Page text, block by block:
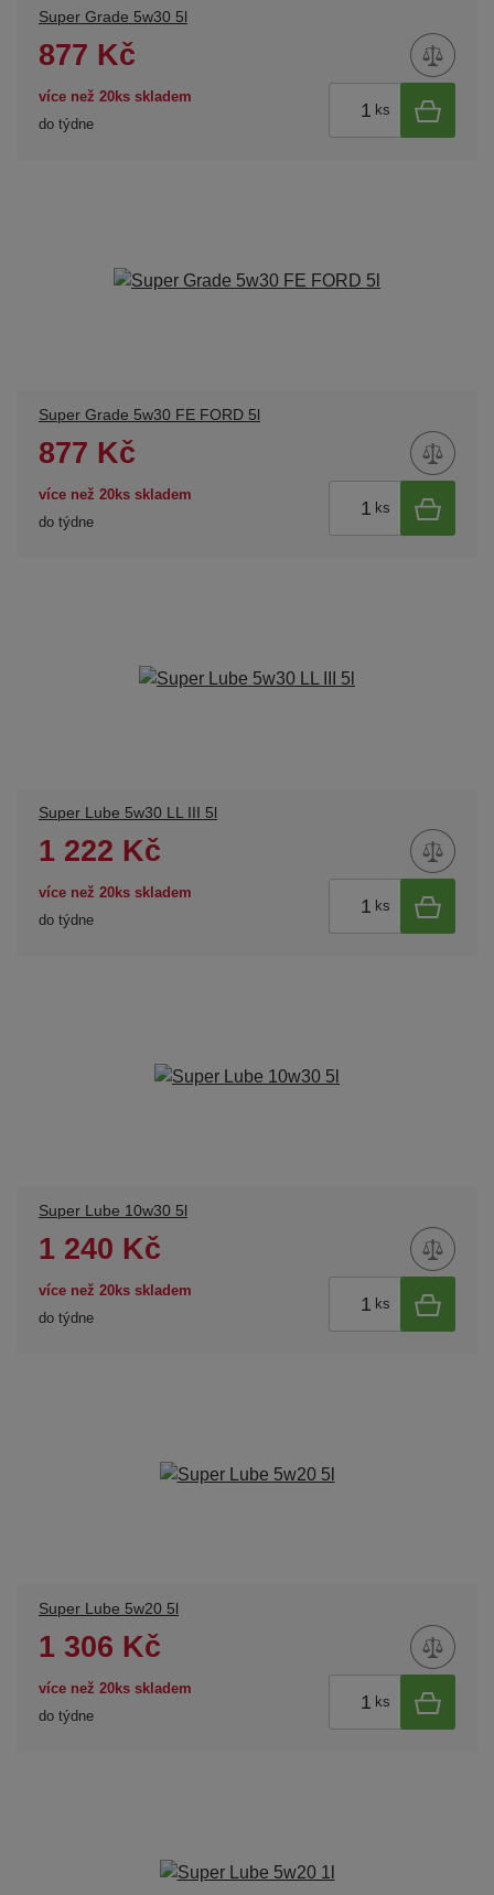
Super Grade 5w30 5l
877 Kč
více než 20ks skladem
do týdne
ks
Super Grade 5w30 FE FORD 5l
877 Kč
více než 20ks skladem
do týdne
ks
Super Lube 5w30 LL III 5l
1 222 Kč
více než 20ks skladem
do týdne
ks
Super Lube 10w30 5l
1 240 Kč
více než 20ks skladem
do týdne
ks
Super Lube 5w20 5l
1 306 Kč
více než 20ks skladem
do týdne
ks